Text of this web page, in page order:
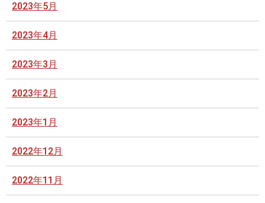
2023年5月
2023年4月
2023年3月
2023年2月
2023年1月
2022年12月
2022年11月